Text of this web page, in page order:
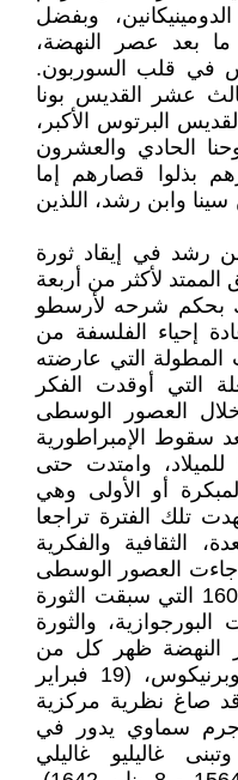
وبفضل
بعد عصر النهضة،
في قلب السوربون.
عشر القديس بونا
البرتوس الأكبر،
الحادي والعشرون
بذلوا قصارهم إما
سينا وابن رشد، اللذين
رشد في إيقاد ثورة
لأكثر من أربعة
1200 و1600 وذلك بحكم شرحه لأرسطو
إحياء الفلسفة من
المطولة التي عارضته
التي أوقدت الفكر
خلال العصور الوسطى
سقوط الإمبراطورية
الرومانية الغربية من سنة 500 للميلاد، وامتدت حتى
أو الأولى وهي
تلك الفترة تراجعا
الثقافية والفكرية
جاءت العصور الوسطى
المتوسطة. التي استمرت حتى 1600 التي سبقت الثورة
والثورة
النهضة ظهر كل من
عالم الفلك الراهب نيكولاس كوبرنيكوس، (19 فبراير
1543)، وكان قد صاغ نظرية مركزية
سماوي يدور في
وذلك سنة 1543، وتبنى غاليليو غاليلي